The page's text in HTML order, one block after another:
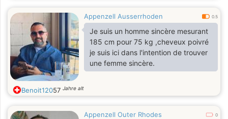
Appenzell Ausserrhoden 0.5
Je suis un homme sincère mesurant
185 cm pour 75 kg ,cheveux poivré
je suis ici dans l'intention de trouver
une femme sincère.
Benoit12057 Jahre alt
Appenzell Outer Rhodes 0